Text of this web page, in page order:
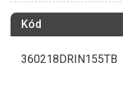
Kód
360218DRIN155TB